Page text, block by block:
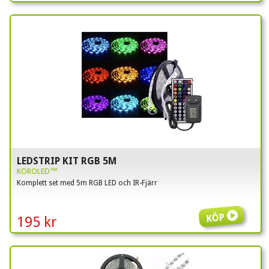
LEDSTRIP KIT RGB 5M
195 kr
KOROLED™
Komplett set med 5m RGB LED och IR-Fjärr
Köp